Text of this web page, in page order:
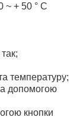
~ + 50 ° С
температуру;
допомогою
кнопки